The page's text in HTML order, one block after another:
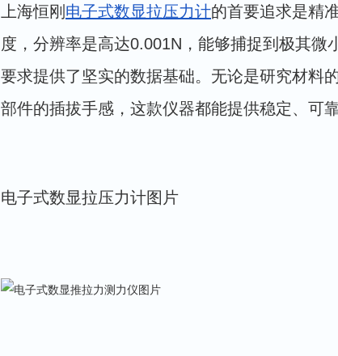
上海恒刚 电子式数显拉压力计的首要追求是精
度，分辨率是高达0.001N，能够捕捉到极其微
要求提供了坚实的数据基础。无论是研究材料
部件的插拔手感，这款仪器都能提供稳定、可
电子式数显拉压力计图片